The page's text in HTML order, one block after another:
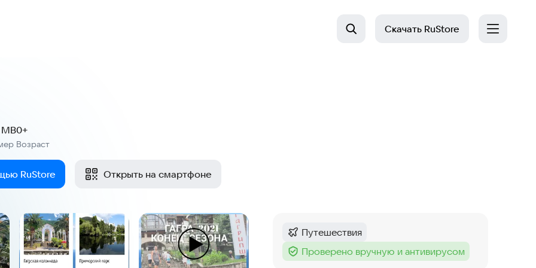
Скачать RuStore
MB
Возраст
0+
RuStore Открыть на смартфоне
Категория:
Путешествия
Тег :
Проверено вручную и антивирусом